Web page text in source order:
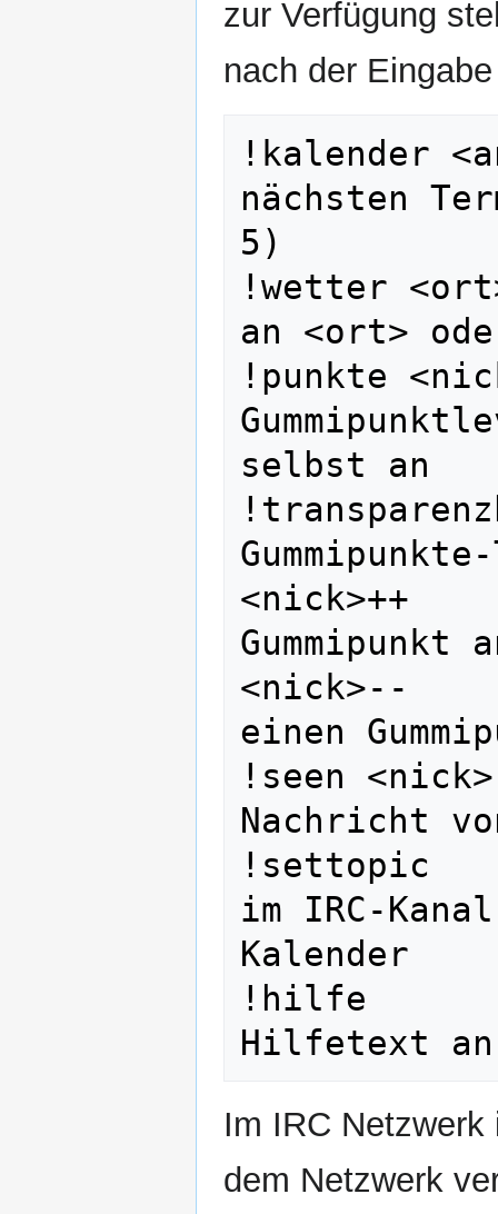
zur Verfügung
nach der
!kalender
nächsten
5)
!wetter
an <ort>
!punkte
selbst an
<nick>++
Gummipunkt
<nick>--
einen
!seen
Nachricht
!settopic
im IRC-
Kalender
!hilfe
Im IRC
dem Netzwerk